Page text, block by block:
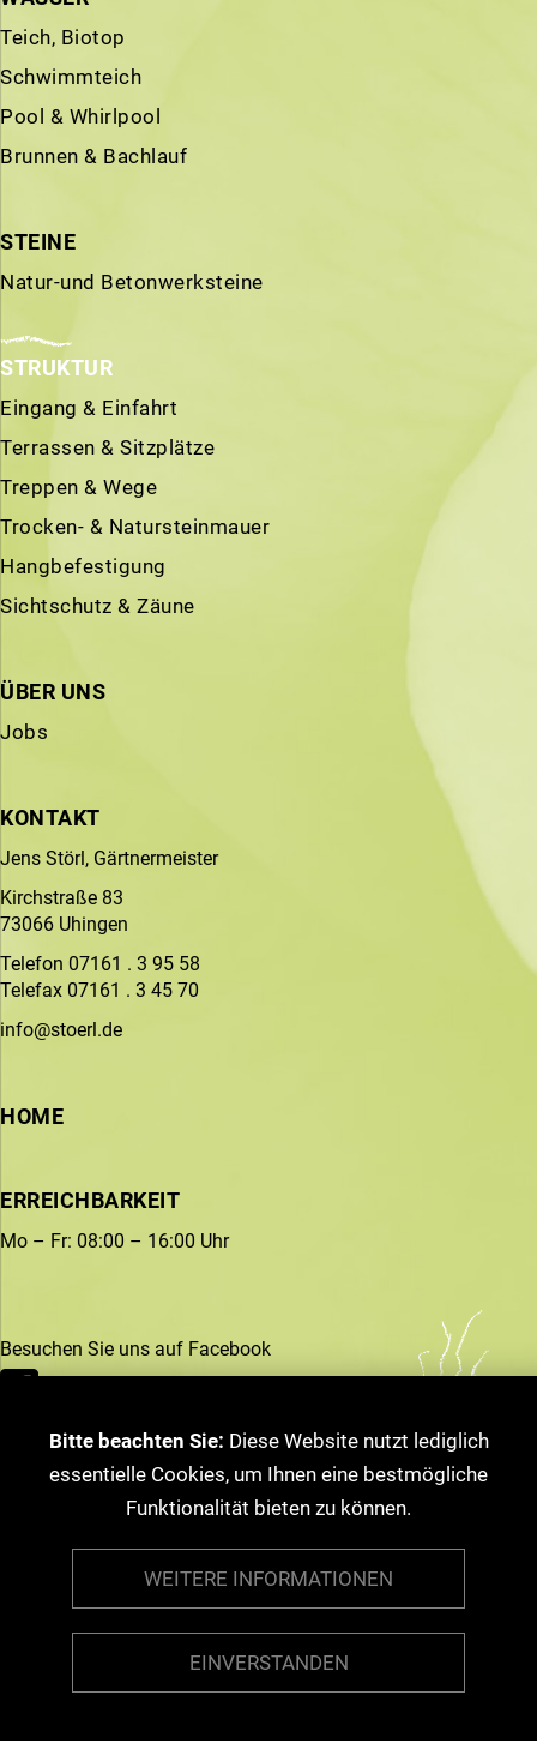
Bitte beachten Sie: Diese Website nutzt lediglich
essentielle Cookies, um Ihnen eine bestmögliche
Funktionalität bieten zu können.
WEITERE INFORMATIONEN
EINVERSTANDEN
Teich, Biotop
Schwimmteich
Pool & Whirlpool
Brunnen & Bachlauf
STEINE
Natur-und Betonwerksteine
STRUKTUR
Eingang & Einfahrt
Terrassen & Sitzplätze
Treppen & Wege
Trocken- & Natursteinmauer
Hangbefestigung
Sichtschutz & Zäune
ÜBER UNS
Jobs
KONTAKT
Jens Störl, Gärtnermeister
Kirchstraße 83
73066 Uhingen
Telefon 07161 . 3 95 58
Telefax 07161 . 3 45 70
info@stoerl.de
HOME
ERREICHBARKEIT
Mo – Fr: 08:00 – 16:00 Uhr
Besuchen Sie uns auf Facebook